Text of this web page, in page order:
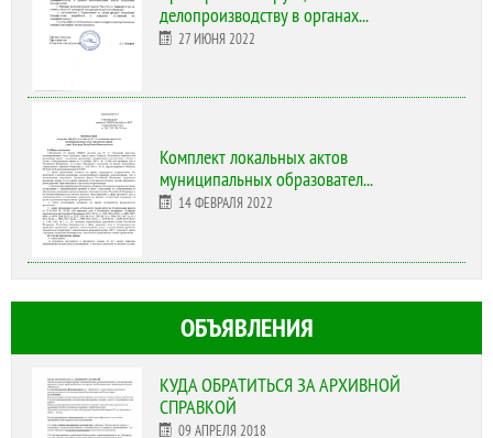
делопроизводству в органах...
27 ИЮНЯ 2022
Комплект локальных актов
муниципальных образовател...
14 ФЕВРАЛЯ 2022
ОБЪЯВЛЕНИЯ
КУДА ОБРАТИТЬСЯ ЗА АРХИВНОЙ
СПРАВКОЙ
09 АПРЕЛЯ 2018